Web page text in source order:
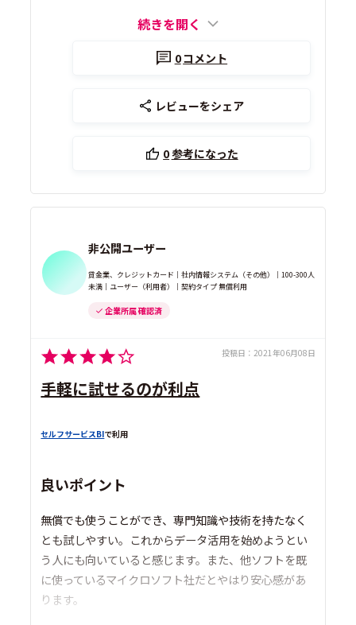
続きを開く
0コメント
レビューをシェア
0参考になった
非公開ユーザー
貸金業、クレジットカード｜社内情報システム（その他）｜100-300人
未満｜ユーザー（利用者）｜契約タイプ 無償利用
企業所属 確認済
投稿日： 2021年06月08日
手軽に試せるのが利点
セルフサービスBIで利用
良いポイント
無償でも使うことができ、専門知識や技術を持たなく
とも試しやすい。これからデータ活用を始めようとい
う人にも向いていると感じます。また、他ソフトを既
に使っているマイクロソフト社だとやはり安心感があ
ります。